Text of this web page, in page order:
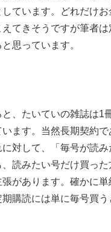
ています。どれだけお
えてきそうですが筆者
思っています。
、たいていの雑誌は1
います。当然長期契約
対して、「毎号が読み
読みたい号だけ買っ
があります。確かに
購読には単に毎号買